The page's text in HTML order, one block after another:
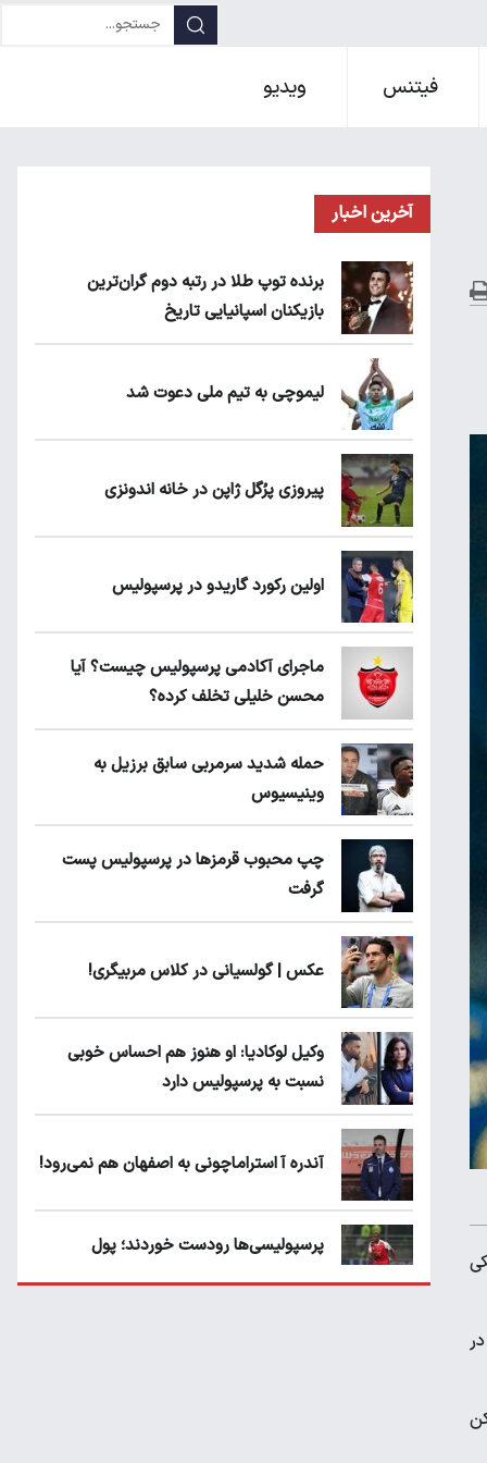
فیتنس ویدیو
آخرین اخبار
برنده توپ طلا در رتبه دوم گران‌ترین
بازیکنان اسپانیایی تاریخ
لیموچی به تیم ملی دعوت شد
پیروزی پرُگل ژاپن در خانه اندونزی
اولین رکورد گاریدو در پرسپولیس
ماجرای آکادمی پرسپولیس چیست؟ آیا
محسن خلیلی تخلف کرده؟
حمله شدید سرمربی سابق برزیل به
وینیسیوس
چپ محبوب قرمزها در پرسپولیس پست
گرفت
عکس | گولسیانی در کلاس مربیگری!
وکیل لوکادیا: او هنوز هم احساس خوبی
نسبت به پرسپولیس دارد
آندره آ استراماچونی به اصفهان هم نمی‌رود!
پرسپولیسی‌ها رودست خوردند؛ پول